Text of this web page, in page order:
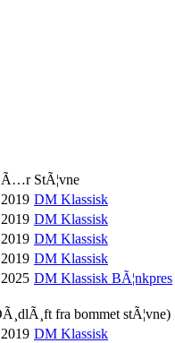
Ã…r StÃ¦vne
2019 DM Klassisk
2019 DM Klassisk
2019 DM Klassisk
2019 DM Klassisk
2025 DM Klassisk BÃ¦nkpres
fra bommet stÃ¦vne)
2019 DM Klassisk